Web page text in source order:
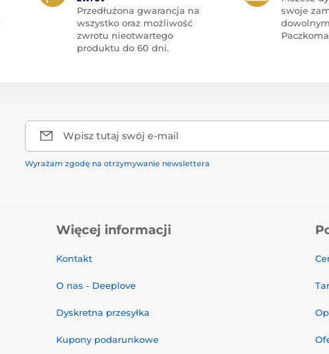
Przedłużona gwarancja na
wszystko oraz możliwość
zwrotu nieotwartego
produktu do 60 dni.
swoje
Wpisz tutaj swój e-mail
Wyrażam zgodę na otrzymywanie newslettera
Więcej informacji
Kontakt
O nas - Deeplove
Dyskretna przesyłka
Kupony podarunkowe